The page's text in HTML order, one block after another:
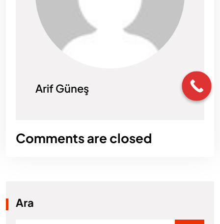
Arif Güneş
Comments are closed
Ara